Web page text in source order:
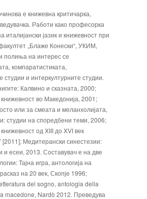
е книжевна критичарка,
Работи како професорка
италијански јазик и книжевност при
„Блаже Конески“, УКИМ,
полиња на интерес се
компаратистиката,
студии и интеркултурните студии.
Калвино и сказната, 2000;
во Македонија, 2001;
или за смеата и меланхолијата,
студии на споредбени теми, 2006;
од XIII до XVI век
[2011]; Медитерански синестезии:
и есеи, 2013. Составувач е на две
Тајна игра, антологија на
на 20 век, Скопје 1996;
del sogno, antologia della
macedone, Nardò 2012. Преведува